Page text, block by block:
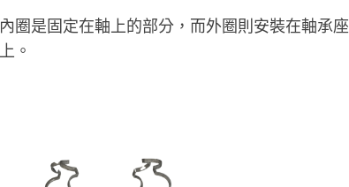
內圈是固定在軸上的部分，而外圈則安裝在軸承座
上。